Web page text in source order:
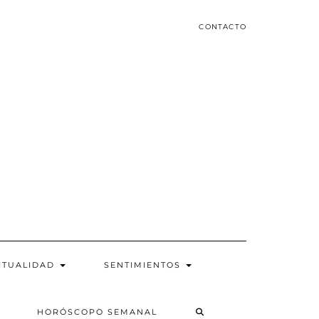
CONTACTO
SENTIMIENTOS
HORÓSCOPO SEMANAL